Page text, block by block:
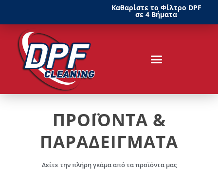
Καθαρίστε το Φίλτρο DPF
σε 4 Βήματα
ΠΡΟΪΟΝΤΑ &
ΠΑΡΑΔΕΙΓΜΑΤΑ
Δείτε την πλήρη γκάμα από τα προϊόντα μας